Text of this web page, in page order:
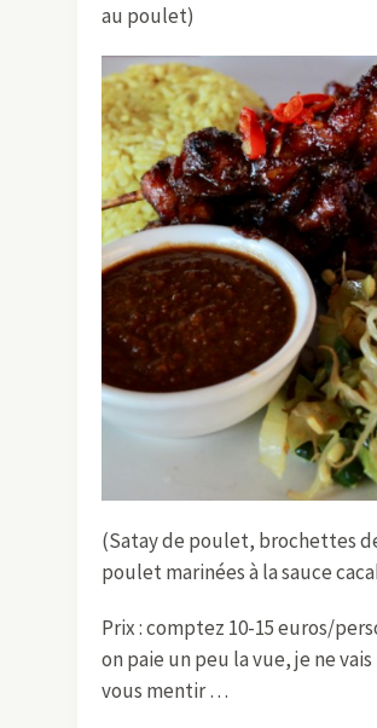
au poulet)
(Satay de poulet, brochettes
poulet marinées à la sauce
Prix : comptez 10-15 euros/
on paie un peu la vue, je ne vais
vous mentir …